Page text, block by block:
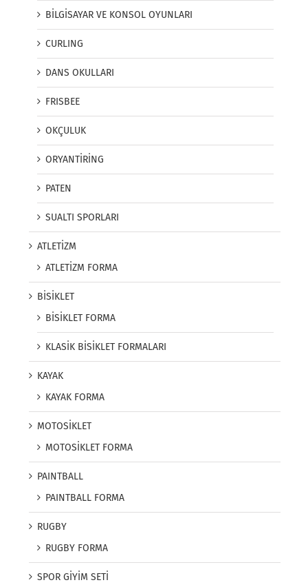
BİLGİSAYAR VE KONSOL OYUNLARI
CURLING
DANS OKULLARI
FRISBEE
OKÇULUK
ORYANTİRİNG
PATEN
SUALTI SPORLARI
ATLETİZM
ATLETİZM FORMA
BİSİKLET
BİSİKLET FORMA
KLASİK BİSİKLET FORMALARI
KAYAK
KAYAK FORMA
MOTOSİKLET
MOTOSİKLET FORMA
PAINTBALL
PAINTBALL FORMA
RUGBY
RUGBY FORMA
SPOR GİYİM SETİ